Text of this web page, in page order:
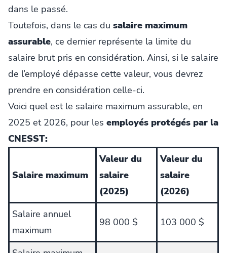
dans le passé.
Toutefois, dans le cas du salaire maximum
assurable, ce dernier représente la limite du
salaire brut pris en considération. Ainsi, si le salaire
de l’employé dépasse cette valeur, vous devrez
prendre en considération celle-ci.
Voici quel est le salaire maximum assurable, en
2025 et 2026, pour les employés protégés par la
CNESST:
Salaire maximum
Valeur du
salaire
(2025)
Valeur du
salaire
(2026)
Salaire annuel
maximum
98 000 $ 103 000 $